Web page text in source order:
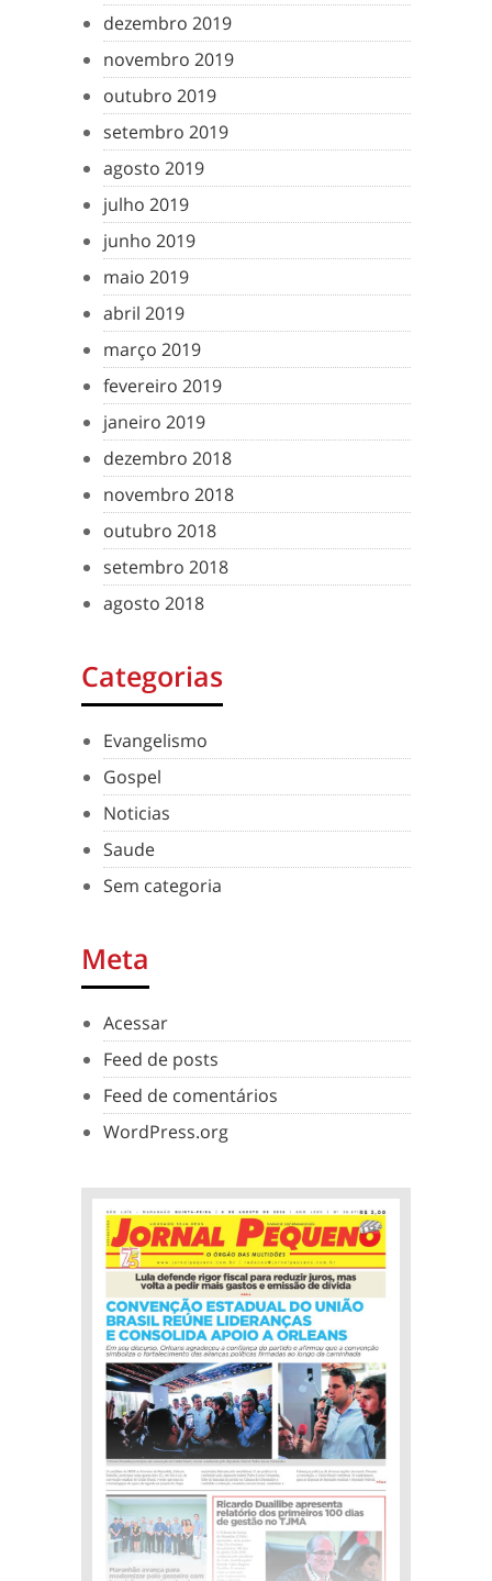
dezembro 2019
novembro 2019
outubro 2019
setembro 2019
agosto 2019
julho 2019
junho 2019
maio 2019
abril 2019
março 2019
fevereiro 2019
janeiro 2019
dezembro 2018
novembro 2018
outubro 2018
setembro 2018
agosto 2018
Categorias
Evangelismo
Gospel
Noticias
Saude
Sem categoria
Meta
Acessar
Feed de posts
Feed de comentários
WordPress.org